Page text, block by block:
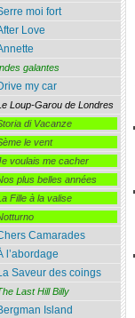
moi fort
Love
galantes
my car
Loup-Garou de Londres
di Vacanze
le vent
voulais me cacher
plus belles années
Fille à la valise
Camarades
l’abordage
Saveur des coings
Last Hill Billy
Island